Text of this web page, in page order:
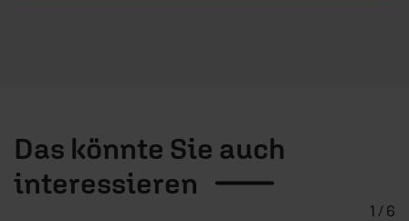
Das könnte Sie auch
interessieren
1 / 6